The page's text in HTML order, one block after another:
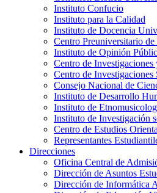
Instituto Confucio
Instituto para la Calidad
Instituto de Docencia
Centro Preuniversitario
Instituto de Opinión
Centro de
Centro de
Consejo Nacional de
Instituto de Desarrollo
Instituto de
Instituto de Investigación
Centro de Estudios
Representantes
Direcciones
Oficina Central de
Dirección de Asuntos
Dirección de Informática